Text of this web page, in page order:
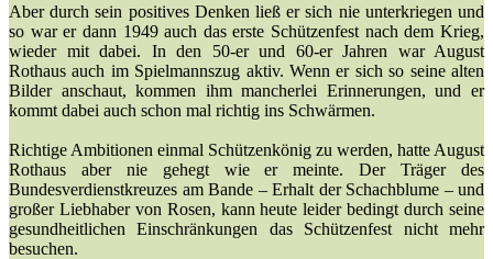
Aber durch sein positives Denken ließ er sich nie unterkriegen und
so war er dann 1949 auch das erste Schützenfest nach dem Krieg,
wieder mit dabei. In den 50-er und 60-er Jahren war August
Rothaus auch im Spielmannszug aktiv. Wenn er sich so seine alten
Bilder anschaut, kommen ihm mancherlei Erinnerungen, und er
kommt dabei auch schon mal richtig ins Schwärmen.
Richtige Ambitionen einmal Schützenkönig zu werden, hatte August
Rothaus aber nie gehegt wie er meinte. Der Träger des
Bundesverdienstkreuzes am Bande – Erhalt der Schachblume – und
großer Liebhaber von Rosen, kann heute leider bedingt durch seine
gesundheitlichen Einschränkungen das Schützenfest nicht mehr
besuchen.